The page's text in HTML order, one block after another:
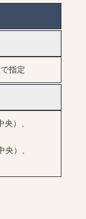
指定
）、
）、